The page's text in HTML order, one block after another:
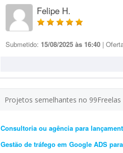
Felipe H.
Submetido: 15/08/2025 às 16:40 |
Projetos semelhantes no 99Freelas
Consultoria ou agência para
Gestão de tráfego em Google ADS